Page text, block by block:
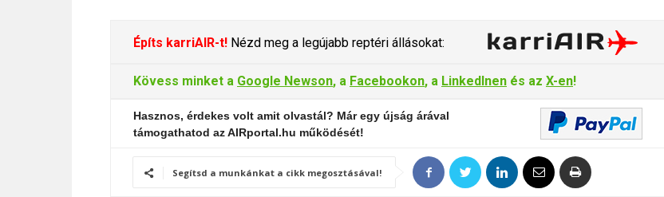
Építs karriAIR-t! Nézd meg a legújabb reptéri állásokat:
Kövess minket a Google Newson, a Facebookon, a LinkedInen és az X-en!
Hasznos, érdekes volt amit olvastál? Már egy újság árával
támogathatod az AIRportal.hu működését!
Segítsd a munkánkat a cikk megosztásával!